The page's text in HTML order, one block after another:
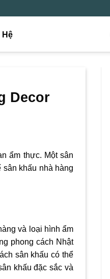
Hệ
Decor
ẩm thực. Một sân
khấu nhà hàng
và loại hình ẩm
phong cách Nhật
sân khấu có thể
khấu đặc sắc và